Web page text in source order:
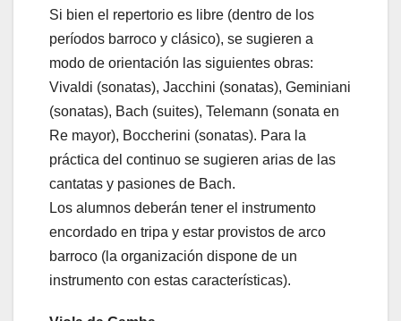
Si bien el repertorio es libre (dentro de los
períodos barroco y clásico), se sugieren a
modo de orientación las siguientes obras:
Vivaldi (sonatas), Jacchini (sonatas), Geminiani
(sonatas), Bach (suites), Telemann (sonata en
Re mayor), Boccherini (sonatas). Para la
práctica del continuo se sugieren arias de las
cantatas y pasiones de Bach.
Los alumnos deberán tener el instrumento
encordado en tripa y estar provistos de arco
barroco (la organización dispone de un
instrumento con estas características).